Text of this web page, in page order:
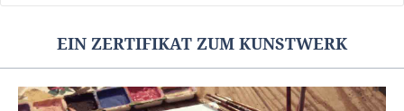
EIN ZERTIFIKAT ZUM KUNSTWERK